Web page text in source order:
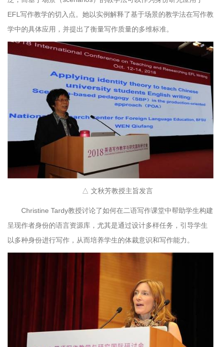
EFL写作教学的切入点。她以实例解释了基于场景的教学法在写作教
学中的具体应用，并提出了衡量写作质量的多维标准。
△ 文秋芳教授主旨发言
Christine Tardy教授讨论了如何在二语写作课堂中帮助学生构建
呈现作者身份的语言资源库，尤其是通过设计多样任务，引导学生
以多种身份进行写作，从而培养学生的体裁意识和写作能力。